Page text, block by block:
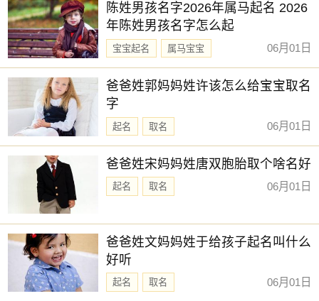
助于增加饱腹感，同时提供钙和益生菌。
第八节：鱼类
健康和减脂都有益。以下是全球减脂最好的十种食物中的第
八种：
8. 鲑鱼：鲑鱼富含ω-3脂肪酸，有助于降低炎症和提高新陈代
谢。它也提供了高质量的蛋白质。
第九节：豆类和 豆腐
豆类和豆腐是植物蛋白质的优质来源，富含纤维和抗氧化
剂。它们有助于控制饥饿感并提供能量。以下是全球减脂最
好的十种食物中的第九种：
黑豆 ：黑豆是一种富含蛋白质、纤维和抗氧化剂的豆类。
它们有助于维持饱腹感，促进健康的代谢。
第十节：瘦肉
陈姓男孩名字2026年属马起名 2026
年陈姓男孩名字怎么起
宝宝起名
属马宝宝
新生儿取名
06月01日
爸爸姓郭妈妈姓许该怎么给宝宝取名
字
起名 取名 06月01日
爸爸姓宋妈妈姓唐双胞胎取个啥名好
起名 取名 06月01日
爸爸姓文妈妈姓于给孩子起名叫什么
好听
起名 取名 06月01日